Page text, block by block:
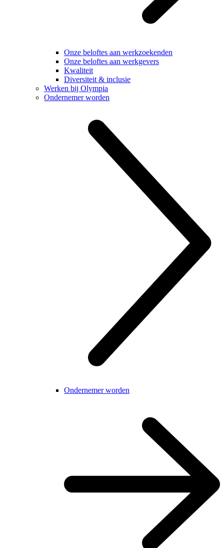
Onze beloftes aan werkzoekenden
Onze beloftes aan werkgevers
Kwaliteit
Diversiteit & inclusie
Werken bij Olympia
Ondernemer worden
Ondernemer worden